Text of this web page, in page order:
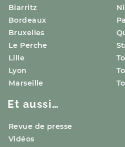
Biarritz
Bordeaux
Bruxelles
Le Perche
Lille
Lyon
Marseille
Et aussi…
Revue de presse
Vidéos